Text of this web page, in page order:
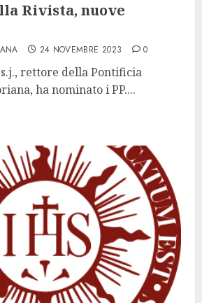
Rivista, nuove
24 NOVEMBRE 2023 0
rettore della Pontificia
ha nominato i PP....